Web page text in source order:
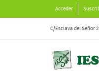
Acceder
C/Esclava del Señor